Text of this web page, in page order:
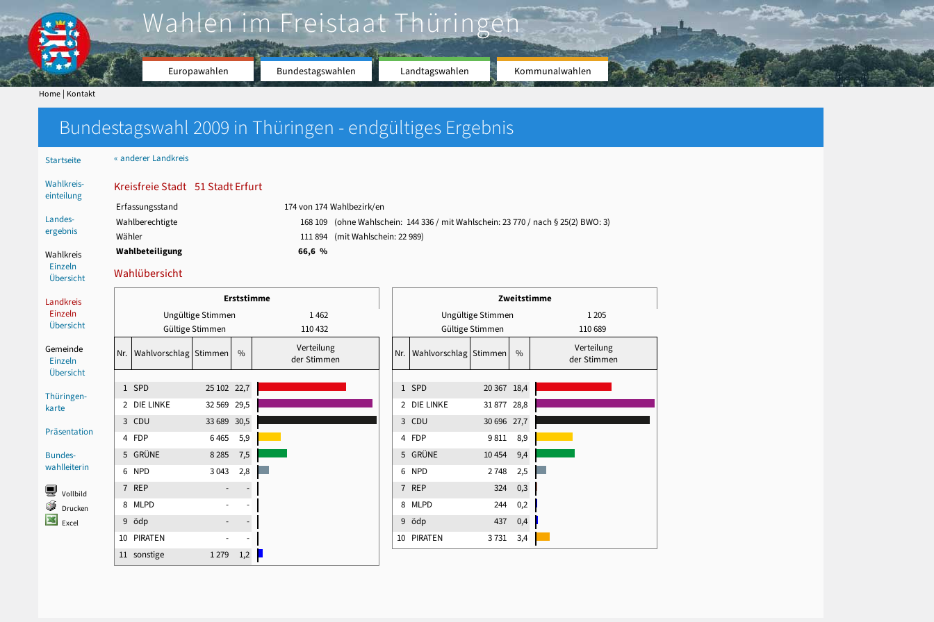
Wahlen im Freistaat Thüringen
Europawahlen Bundestagswahlen Landtagswahlen Kommunalwahlen
Home | Kontakt
Bundestagswahl 2009 in Thüringen - endgültiges Ergebnis
Startseite
Wahlkreis-
einteilung
Landes-
ergebnis
Wahlkreis
Einzeln
Übersicht
Landkreis
Einzeln
Übersicht
Gemeinde
Einzeln
Übersicht
Thüringen-
karte
Präsentation
Bundes-
wahlleiterin
Vollbild
Drucken
Excel
« anderer Landkreis
Kreisfreie Stadt 51 Stadt Erfurt
Erfassungsstand 174 von 174 Wahlbezirk/en
Wahlberechtigte
168 109 (ohne Wahlschein: 144 336 / mit Wahlschein:23 770 / nach § 25(2) BWO: 3)
Wähler
111 894 (mit Wahlschein:22 989)
Wahlbeteiligung
66,6 %
Wahlübersicht
Erststimme
Ungültige Stimmen
1 462
Gültige Stimmen
110 432
Nr. Wahlvorschlag Stimmen %
Verteilung
der Stimmen
1 SPD 25 102 22,7
2 DIE LINKE 32 569 29,5
3 CDU 33 689 30,5
4 FDP 6 465
5,9
5 GRÜNE 8 285
7,5
6 NPD 3 043
2,8
7 REP -
-
8 MLPD -
-
9 ödp -
-
10 PIRATEN -
-
11 sonstige 1 279 1,2
Zweitstimme
Ungültige Stimmen
1 205
Gültige Stimmen
110 689
Nr. Wahlvorschlag Stimmen %
Verteilung
der Stimmen
1 SPD 20 367 18,4
2 DIE LINKE 31 877 28,8
3 CDU 30 696 27,7
4 FDP 9 811
8,9
5 GRÜNE 10 454
9,4
6 NPD 2 748
2,5
7 REP 324
0,3
8 MLPD 244
0,2
9 ödp 437
0,4
10 PIRATEN 3 731 3,4